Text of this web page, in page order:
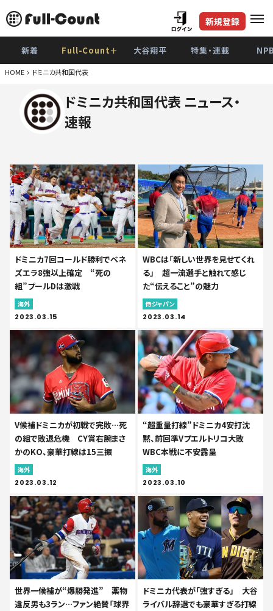
新規登録
新着 Full-Count＋ 大谷翔平 特集・連載
HOME ドミニカ共和国代表
ドミニカ共和国代表 ニュース・
速報
ドミニカ7回コールド勝利でベネ
ズエラ8強以上確定 “死の
組”プールDは激戦
海外
2023.03.15
WBCは「新しい世界を見せてくれ
る」 超一流選手と触れて感じ
た“伝えること”の魅力
侍ジャパン
2023.03.14
V候補ドミニカが初戦で完敗…死
の組で敗退危機 CY賞右腕まさ
かのKO、豪華打線は15三振
海外
2023.03.12
“超重量打線”ドミニカ4安打沈
黙、前回準Vプエルトリコ大敗
WBC本戦に不安露呈
海外
2023.03.10
世界一候補が“爆勝発進” 薬物
違反男も3ラン…ファン絶賛「球界
ドミニカ代表が「強すぎる」 大谷
ライバル辞退でも豪華すぎる打線